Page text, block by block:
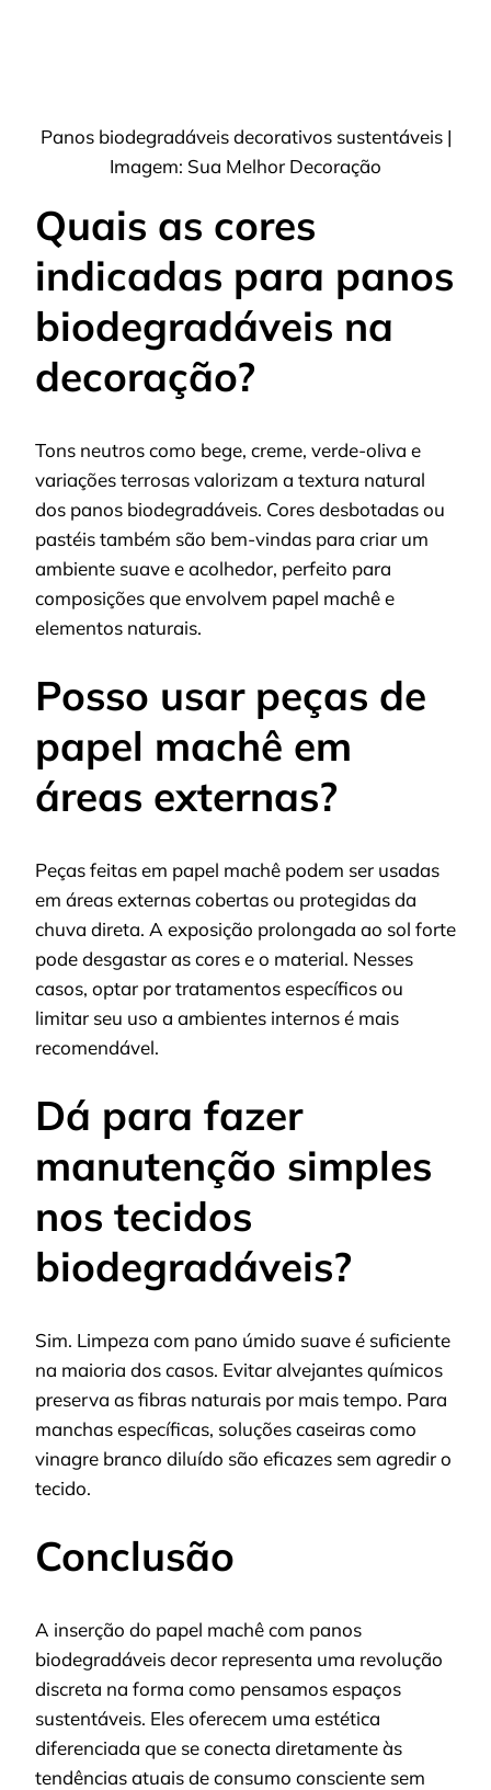
Panos biodegradáveis decorativos sustentáveis |
Imagem: Sua Melhor Decoração
Quais as cores
indicadas para panos
biodegradáveis na
decoração?
Tons neutros como bege, creme, verde-oliva e
variações terrosas valorizam a textura natural
dos panos biodegradáveis. Cores desbotadas ou
pastéis também são bem-vindas para criar um
ambiente suave e acolhedor, perfeito para
composições que envolvem papel machê e
elementos naturais.
Posso usar peças de
papel machê em
áreas externas?
Peças feitas em papel machê podem ser usadas
em áreas externas cobertas ou protegidas da
chuva direta. A exposição prolongada ao sol forte
pode desgastar as cores e o material. Nesses
casos, optar por tratamentos específicos ou
limitar seu uso a ambientes internos é mais
recomendável.
Dá para fazer
manutenção simples
nos tecidos
biodegradáveis?
Sim. Limpeza com pano úmido suave é suficiente
na maioria dos casos. Evitar alvejantes químicos
preserva as fibras naturais por mais tempo. Para
manchas específicas, soluções caseiras como
vinagre branco diluído são eficazes sem agredir o
tecido.
Conclusão
A inserção do papel machê com panos
biodegradáveis decor representa uma revolução
discreta na forma como pensamos espaços
sustentáveis. Eles oferecem uma estética
diferenciada que se conecta diretamente às
tendências atuais de consumo consciente sem